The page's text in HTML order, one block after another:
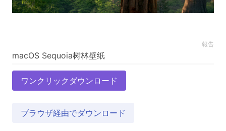
報告
ワンクリックダウンロード
ブラウザ経由でダウンロード